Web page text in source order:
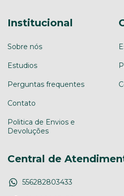
Institucional
Sobre nós
Estudios
Perguntas frequentes
Contato
Politica de Envios e
Devoluções
Central de
556282803433